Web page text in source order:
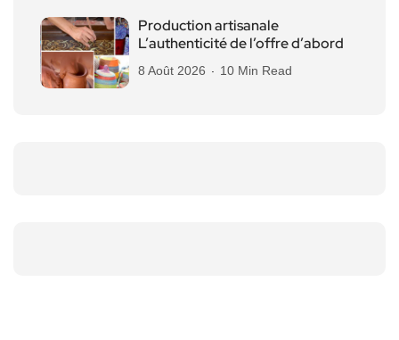
Production artisanale
L’authenticité de l’offre d’abord
8 Août 2026 10 Min Read